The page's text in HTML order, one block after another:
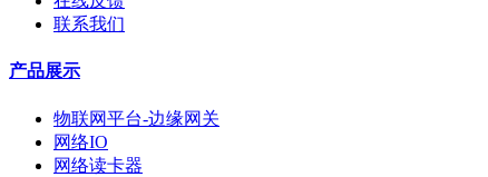
联系我们
产品展示
物联网平台-边缘网关
网络IO
网络读卡器